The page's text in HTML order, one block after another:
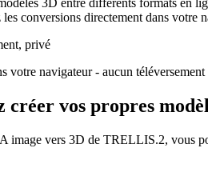
conversions directement dans votre
privé
votre navigateur - aucun téléversement
créer vos propres
image vers 3D de TRELLIS.2, vous